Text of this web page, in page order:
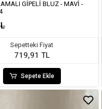
GIPELI BLUZ - MAVI -
Sepetteki Fiyat
719,91 TL
Sepete Ekle